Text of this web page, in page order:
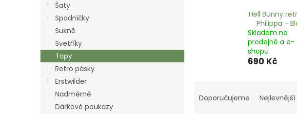
n
e
Šaty
Spodničky
Sukně
Svetříky
Topy
Retro pásky
Erstwilder
Nadměrné
Dárkové poukazy
Hell Bunny
Philippa -
Skladem na
prodejně a e-
shopu
690 Kč
aDoporučujeme Nejlevnější